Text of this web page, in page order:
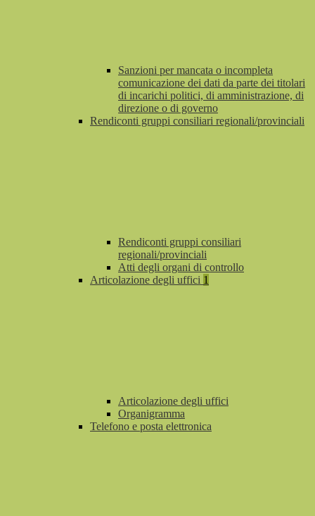
Sanzioni per mancata o incompleta
comunicazione dei dati da parte dei titolari
di incarichi politici, di amministrazione, di
direzione o di governo
Rendiconti gruppi consiliari regionali/provinciali
Rendiconti gruppi consiliari
regionali/provinciali
Atti degli organi di controllo
Articolazione degli uffici 1
Articolazione degli uffici
Organigramma
Telefono e posta elettronica